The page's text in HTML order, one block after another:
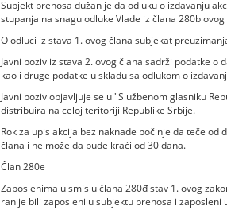
Subjekt prenosa dužan je da odluku o izdavanju
stupanja na snagu odluke Vlade iz člana 280b ovog
O odluci iz stava 1. ovog člana subjekat
Javni poziv iz stava 2. ovog člana sadrži podatke
kao i druge podatke u skladu sa odlukom o
Javni poziv objavljuje se u "Službenom glasniku
distribuira na celoj teritoriji Republike Srbije.
Rok za upis akcija bez naknade počinje da teče
člana i ne može da bude kraći od 30 dana.
Član 280e
Zaposlenima u smislu člana 280đ stav 1. ovog
ranije bili zaposleni u subjektu prenosa i